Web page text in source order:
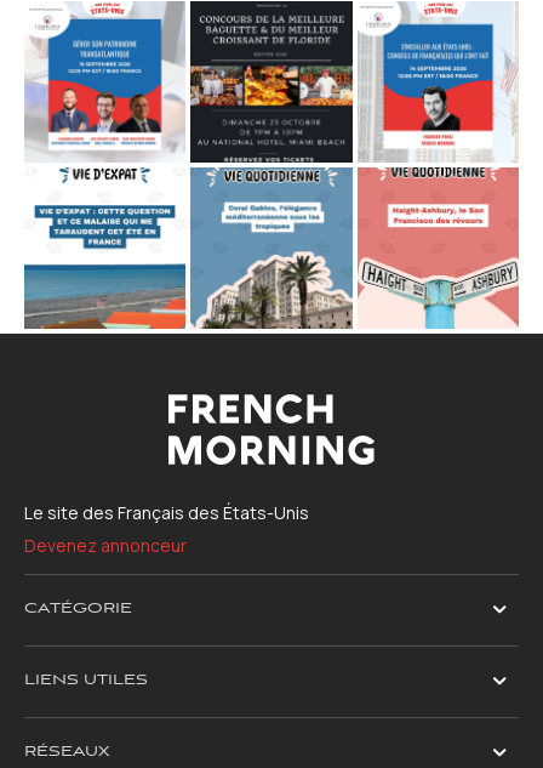
Le site des Français des États-Unis
Devenez annonceur
CATÉGORIE
LIENS UTILES
RÉSEAUX